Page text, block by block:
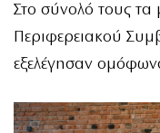
Στο σύνολό τους τα
Περιφερειακού
εξελέγησαν